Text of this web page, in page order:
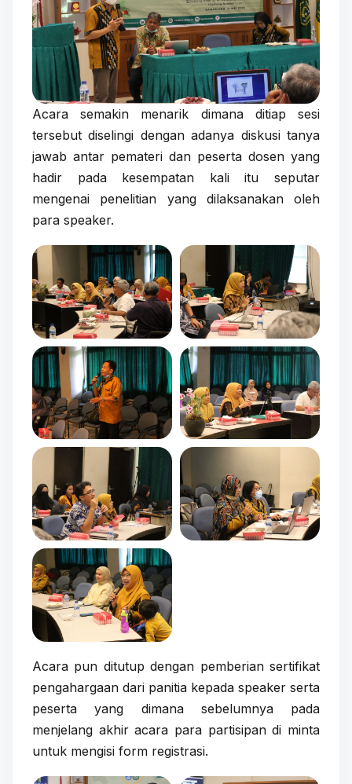
Acara semakin menarik dimana ditiap sesi
tersebut diselingi dengan adanya diskusi tanya
jawab antar pemateri dan peserta dosen yang
hadir pada kesempatan kali itu seputar
mengenai penelitian yang dilaksanakan oleh
para speaker.
Acara pun ditutup dengan pemberian sertifikat
pengahargaan dari panitia kepada speaker serta
peserta yang dimana sebelumnya pada
menjelang akhir acara para partisipan di minta
untuk mengisi form registrasi.